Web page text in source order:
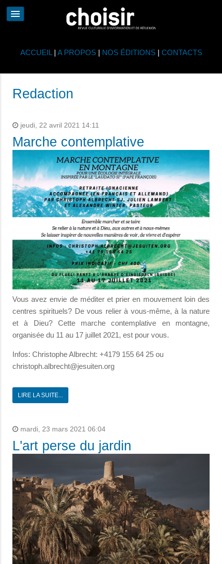
ACCUEIL | A PROPOS| NOS ÉDITIONS| CONTACTS
Redaction
jeudi, 22 avril 2021 14:11
Marche contemplative
Vous avez envie de méditer et prier en mouvement loin des
centres spirituels? De vous relier à vous-même, à la nature
et à Dieu? Cette marche contemplative en montagne,
organisée du 11 au 17 juillet 2021, est pour vous.
Infos: Christophe Albrecht: +4179 155 64 25 ou
christoph.albrecht@jesuiten.org
LIRE LA SUITE...
mardi, 23 mars 2021 06:04
L'art perse du jardin